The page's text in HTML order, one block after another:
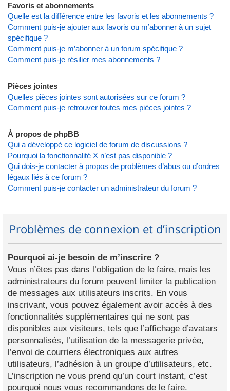
Favoris et abonnements
Quelle est la différence entre les favoris et les abonnements ?
Comment puis-je ajouter aux favoris ou m’abonner à un sujet
spécifique ?
Comment puis-je m’abonner à un forum spécifique ?
Comment puis-je résilier mes abonnements ?
Pièces jointes
Quelles pièces jointes sont autorisées sur ce forum ?
Comment puis-je retrouver toutes mes pièces jointes ?
À propos de phpBB
Qui a développé ce logiciel de forum de discussions ?
Pourquoi la fonctionnalité X n’est pas disponible ?
Qui dois-je contacter à propos de problèmes d’abus ou d’ordres
légaux liés à ce forum ?
Comment puis-je contacter un administrateur du forum ?
Problèmes de connexion et d’inscription
Pourquoi ai-je besoin de m’inscrire ?
Vous n’êtes pas dans l’obligation de le faire, mais les
administrateurs du forum peuvent limiter la publication
de messages aux utilisateurs inscrits. En vous
inscrivant, vous pouvez également avoir accès à des
fonctionnalités supplémentaires qui ne sont pas
disponibles aux visiteurs, tels que l’affichage d’avatars
personnalisés, l’utilisation de la messagerie privée,
l’envoi de courriers électroniques aux autres
utilisateurs, l’adhésion à un groupe d’utilisateurs, etc.
L’inscription ne vous prend qu’un court instant, c’est
pourquoi nous vous recommandons de le faire.